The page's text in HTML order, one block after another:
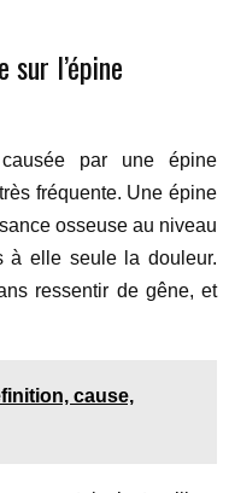
sur l’épine
par une épine
fréquente. Une épine
osseuse au niveau
à elle seule la douleur.
ressentir de gêne, et
cause,